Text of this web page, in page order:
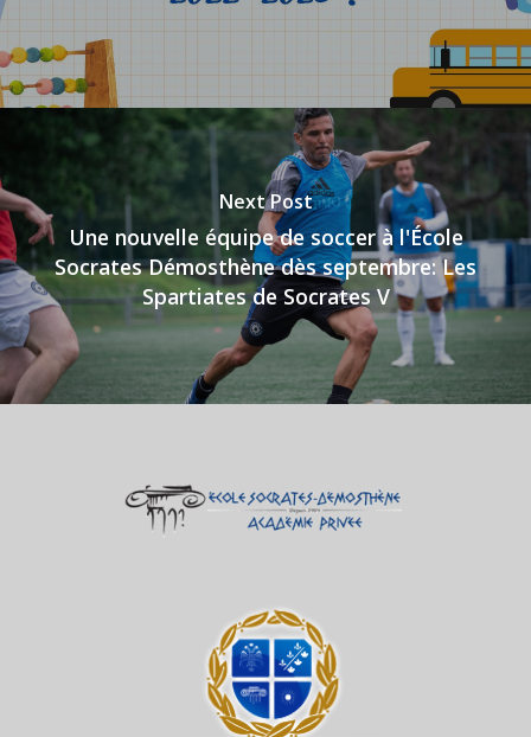
Next Post
Une nouvelle équipe de soccer à l'École
Socrates Démosthène dès septembre: Les
Spartiates de Socrates V